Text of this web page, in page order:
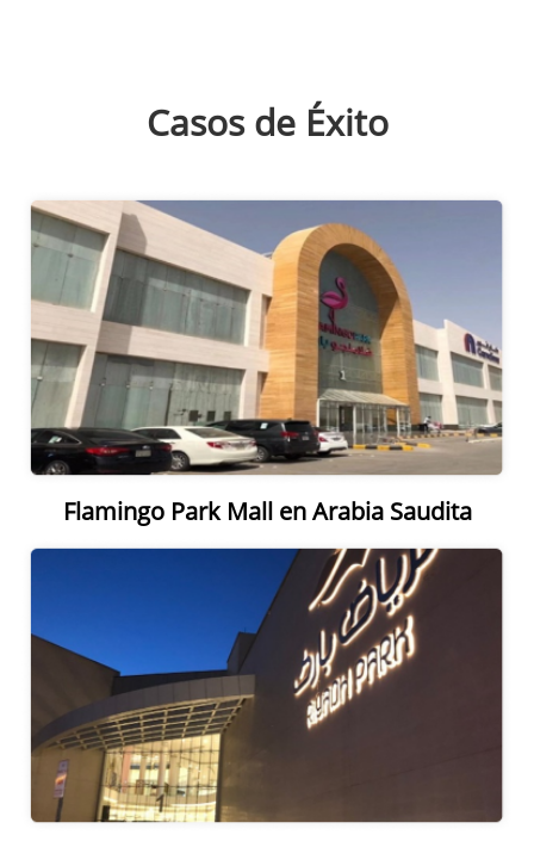
Casos de Éxito
Flamingo Park Mall en Arabia Saudita